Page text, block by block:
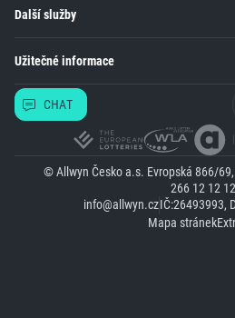
Další služby
Užitečné informace
CHAT
© Allwyn Česko a.s. Evropská 866/
266 12 12 12
info@allwyn.czIČ:26493993,
Mapa stránek